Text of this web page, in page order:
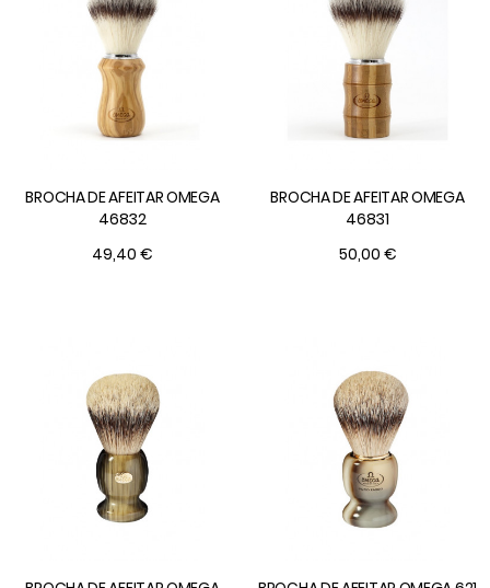
BROCHA DE AFEITAR OMEGA
46832
49,40 €
BROCHA DE AFEITAR OMEGA
46831
50,00 €